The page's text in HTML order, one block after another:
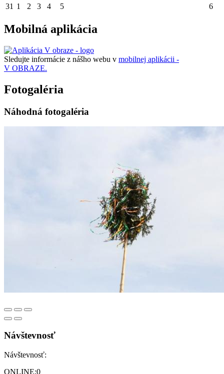
31 1 2 3 4 5 6
Mobilná aplikácia
Sledujte informácie z nášho webu v mobilnej aplikácii -
V OBRAZE.
Fotogaléria
Náhodná fotogaléria
Návštevnosť
Návštevnosť:
ONLINE:0